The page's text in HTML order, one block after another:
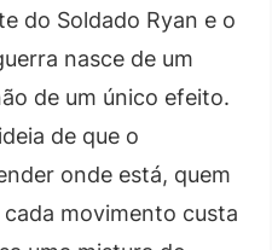
do Soldado Ryan e o
nasce de um
de um único efeito.
de que o
onde está, quem
movimento custa